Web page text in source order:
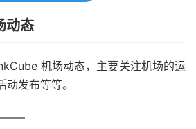
动态
机场动态，主要关注机场的运
发布等等。